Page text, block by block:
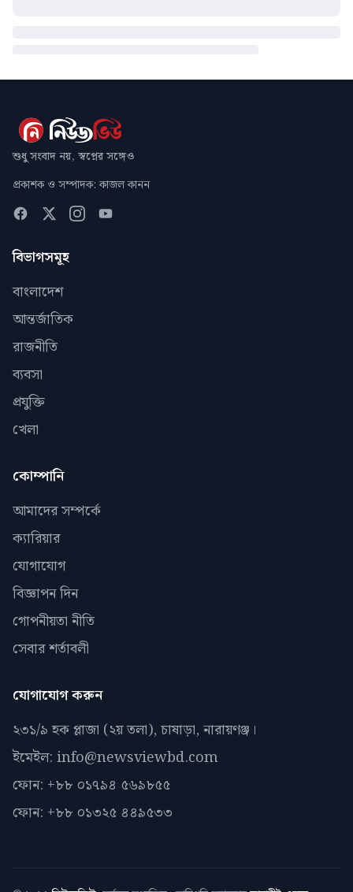
শুধু সংবাদ নয়, স্বপ্নের সঙ্গেও
প্রকাশক ও সম্পাদক: কাজল কানন
বিভাগসমূহ
বাংলাদেশ
আন্তর্জাতিক
রাজনীতি
ব্যবসা
প্রযুক্তি
খেলা
কোম্পানি
আমাদের সম্পর্কে
ক্যারিয়ার
যোগাযোগ
বিজ্ঞাপন দিন
গোপনীয়তা নীতি
সেবার শর্তাবলী
যোগাযোগ করুন
২৩১/৯ হক প্লাজা (২য় তলা), চাষাড়া, নারায়ণঞ্জ।
ইমেইল: info@newsviewbd.com
ফোন: +৮৮ ০১৭৯৪ ৫৬৯৮৫৫
ফোন: +৮৮ ০১৩২৫ ৪৪৯৫৩৩